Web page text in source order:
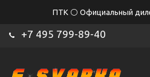
ПТК ⚪ Официальный
+7 495 799-89-40